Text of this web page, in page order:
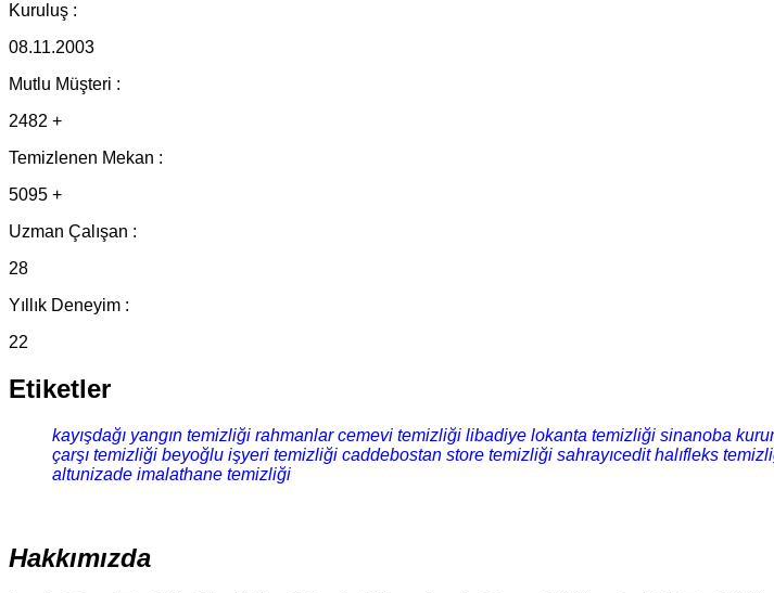
Kuruluş :
08.11.2003
Mutlu Müşteri :
2482 +
Temizlenen Mekan :
5095 +
Uzman Çalışan :
28
Yıllık Deneyim :
22
Etiketler
kayışdağı yangın temizliği rahmanlar cemevi temizliği libadiye lokanta temizliği sinanoba
çarşı temizliği beyoğlu işyeri temizliği caddebostan store temizliği sahrayıcedit halıfleks
altunizade imalathane temizliği
Hakkımızda